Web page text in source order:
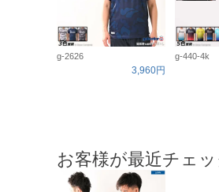
g-2626
3,960円
g-440-4k
お客様が最近チェ